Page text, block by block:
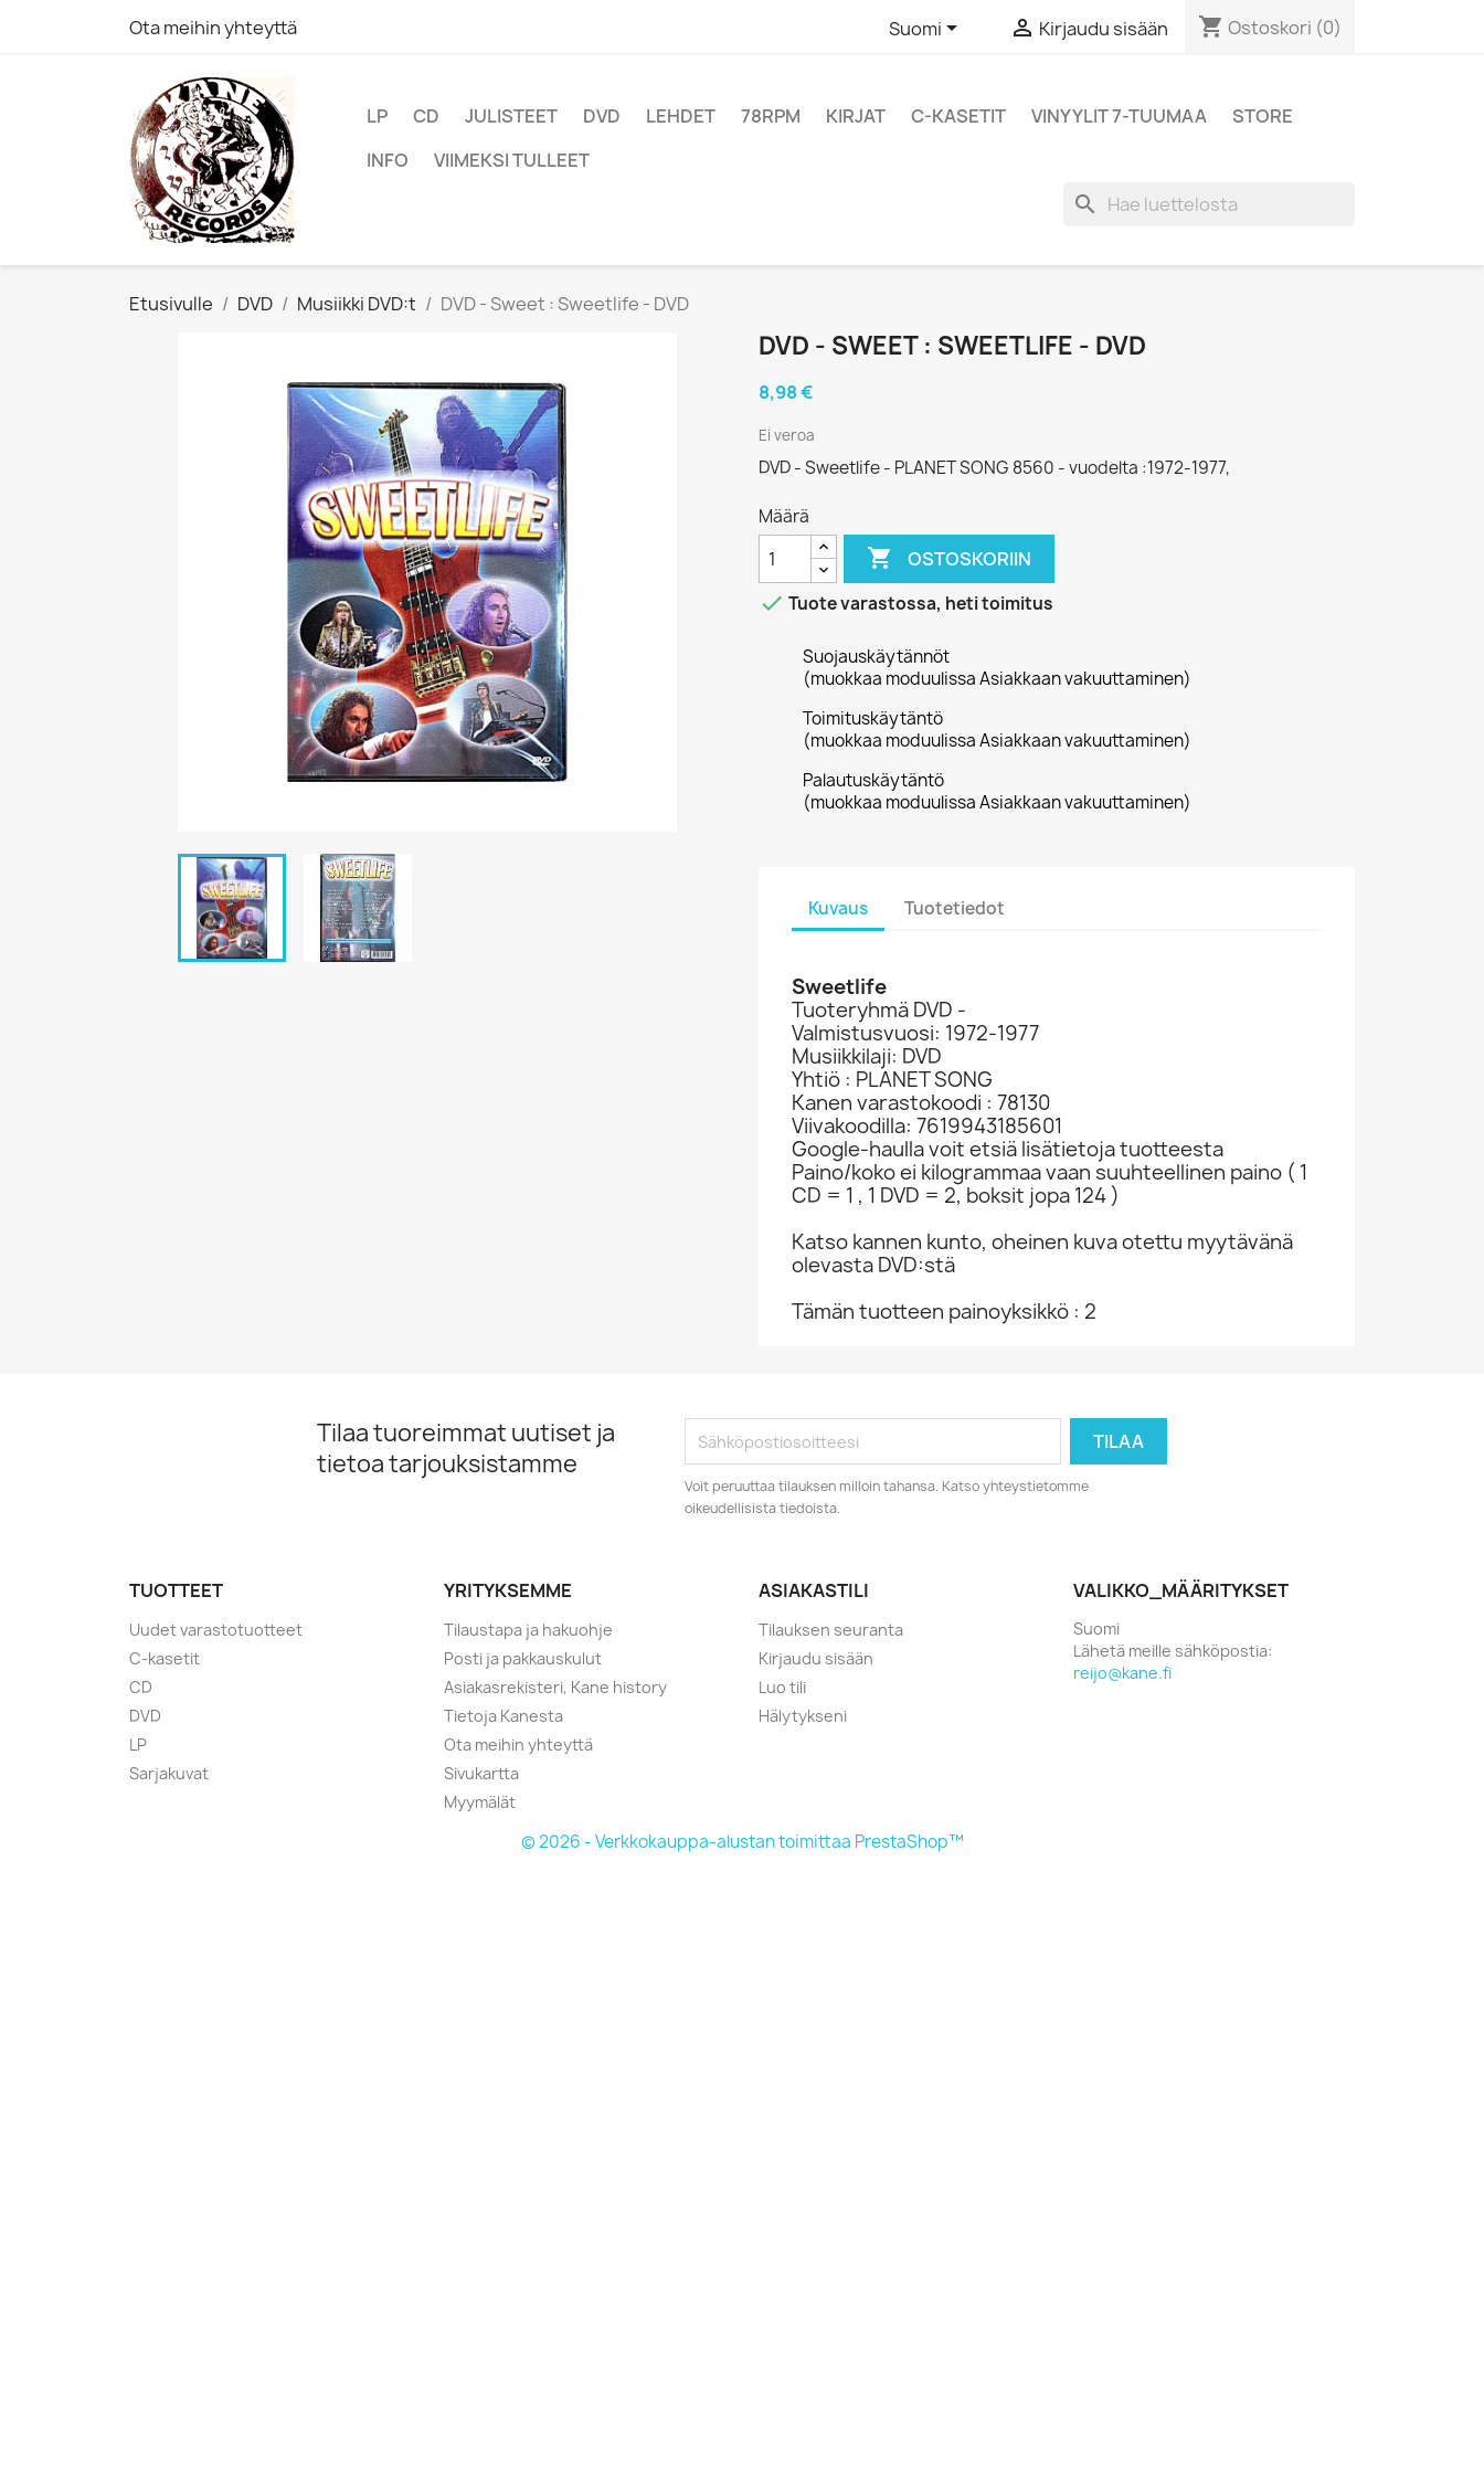
Ota meihin yhteyttä Suomi  Kirjaudu sisään shopping_cart Ostoskori (0)
LP CD JULISTEET DVD LEHDET 78RPM KIRJAT C-KASETIT VINYYLIT 7-TUUMAA
STORE
INFO
VIIMEKSI TULLEET
search
Etusivulle DVD Musiikki DVD:t DVD - Sweet : Sweetlife - DVD
DVD - SWEET : SWEETLIFE - DVD
8,98 €
Ei veroa
DVD - Sweetlife - PLANET SONG 8560 - vuodelta :1972-1977,
Määrä
 OSTOSKORIIN
 Tuote varastossa, heti toimitus
Suojauskäytännöt
(muokkaa moduulissa Asiakkaan vakuuttaminen)
Toimituskäytäntö
(muokkaa moduulissa Asiakkaan vakuuttaminen)
Palautuskäytäntö
(muokkaa moduulissa Asiakkaan vakuuttaminen)
Kuvaus Tuotetiedot
Sweetlife
Tuoteryhmä DVD -
Valmistusvuosi: 1972-1977
Musiikkilaji: DVD
Yhtiö : PLANET SONG
Kanen varastokoodi : 78130
Viivakoodilla: 7619943185601
Google-haulla voit etsiä lisätietoja tuotteesta
Paino/koko ei kilogrammaa vaan suuhteellinen paino ( 1
CD = 1 , 1 DVD = 2, boksit jopa 124 )
Katso kannen kunto, oheinen kuva otettu myytävänä
olevasta DVD:stä
Tämän tuotteen painoyksikkö : 2
Tilaa tuoreimmat uutiset ja
tietoa tarjouksistamme
Voit peruuttaa tilauksen milloin tahansa. Katso yhteystietomme
oikeudellisista tiedoista.
TUOTTEET
Uudet varastotuotteet
C-kasetit
CD
DVD
LP
Sarjakuvat
YRITYKSEMME
Tilaustapa ja hakuohje
Posti ja pakkauskulut
Asiakasrekisteri, Kane history
Tietoja Kanesta
Ota meihin yhteyttä
Sivukartta
Myymälät
ASIAKASTILI
Tilauksen seuranta
Kirjaudu sisään
Luo tili
Hälytykseni
VALIKKO_MÄÄRITYKSET
Suomi
Lähetä meille sähköpostia:
reijo@kane.fi
© 2026 - Verkkokauppa-alustan toimittaa PrestaShop™